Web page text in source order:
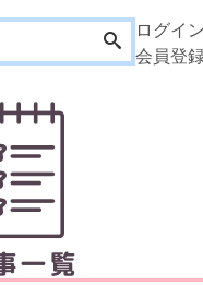
ログイン
会員登